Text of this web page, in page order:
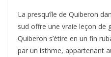
La presqu’île de Quiberon
sud offre une vraie leçon de
Quiberon s’étire en un fin
par un isthme, appartenant